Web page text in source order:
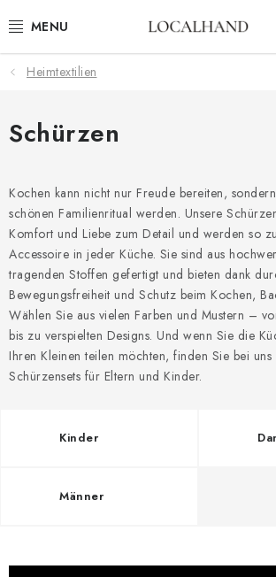
Inhalt
HEIMTEXTILIEN
METERWARE
AUSVERKAUF
MASSANFERTIGUNG SCHNEIDEREI UND
KONTAKTE
POLSTEREI
Geschäftsbedingungen
Wie verwenden wir
Heimtextilien
Schürzen
Kochen kann nicht nur Freude bereiten,
schönen Familienritual werden. Unsere
Komfort und Liebe zum Detail und werden so
Accessoire in jeder Küche. Sie sind aus
tragenden Stoffen gefertigt und bieten dank
Bewegungsfreiheit und Schutz beim Kochen,
Wählen Sie aus vielen Farben und Mustern –
bis zu verspielten Designs. Und wenn Sie die
Ihren Kleinen teilen möchten, finden Sie bei uns
Schürzensets für Eltern und Kinder.
Kinder
Männer